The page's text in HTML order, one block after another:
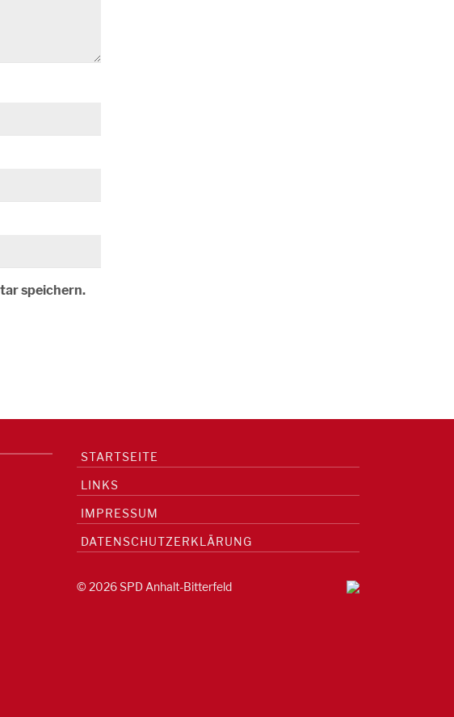
speichern.
STARTSEITE
LINKS
IMPRESSUM
DATENSCHUTZERKLÄRUNG
© 2026 SPD Anhalt-Bitterfeld